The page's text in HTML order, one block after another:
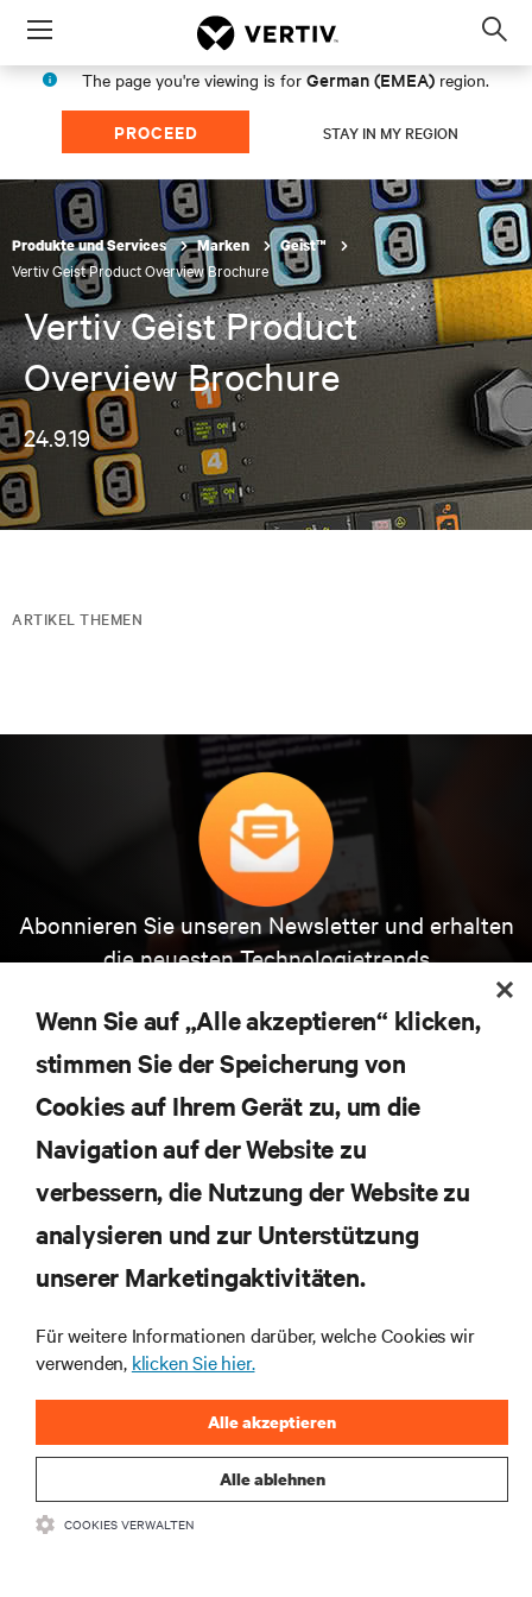
Menu
The page you're viewing is for German (EMEA) region.
PROCEED STAY IN MY REGION
Produkte und Services Marken Geist™
Vertiv Geist Product Overview Brochure
Vertiv Geist Product
Overview Brochure
24.9.19
ARTIKEL THEMEN
Abonnieren Sie unseren Newsletter und erhalten
die neuesten Technologietrends
Themen der Branche, mit aktuellen Diskussionen
und Einblicken von Experten in das
Rechenzentrums- und Infrastrukturmanagement.
JETZT ANMELDEN
RESSOURCEN
SUPPORT
UNTERNEHMEN
BLEIBEN SIE MIT UNS IN KONTAKT
Wenn Sie auf „Alle akzeptieren“ klicken,
stimmen Sie der Speicherung von
Cookies auf Ihrem Gerät zu, um die
Navigation auf der Website zu
verbessern, die Nutzung der Website zu
analysieren und zur Unterstützung
unserer Marketingaktivitäten.
Für weitere Informationen darüber, welche Cookies wir
verwenden, klicken Sie hier.
Alle ablehnen
Alle akzeptieren
COOKIES VERWALTEN